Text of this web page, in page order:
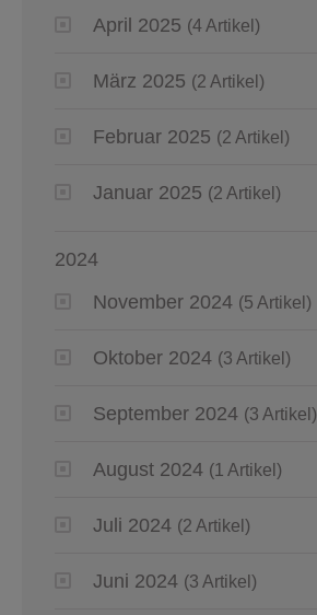
April 2025 (4 Artikel)
März 2025 (2 Artikel)
Februar 2025 (2 Artikel)
Januar 2025 (2 Artikel)
2024
November 2024 (5 Artikel)
Oktober 2024 (3 Artikel)
September 2024 (3 Artikel)
August 2024 (1 Artikel)
Juli 2024 (2 Artikel)
Juni 2024 (3 Artikel)